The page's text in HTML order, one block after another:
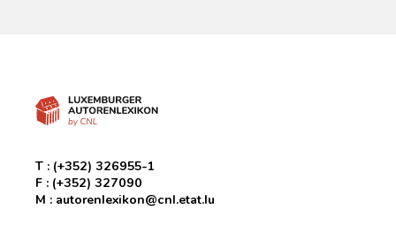
T : (+352) 326955-1
F : (+352) 327090
M : autorenlexikon@cnl.etat.lu